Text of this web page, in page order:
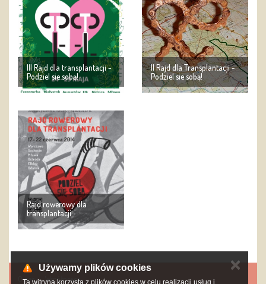
III Rajd dla transplantacji -
Podziel sie sobą!
II Rajd dla Transplantacji -
Podziel sie sobą!
Rajd rowerowy dla
transplantacji
O nas Współpraca
Używamy plików cookies
Ta witryna korzysta z plików cookies w celu realizacji usług i
✕